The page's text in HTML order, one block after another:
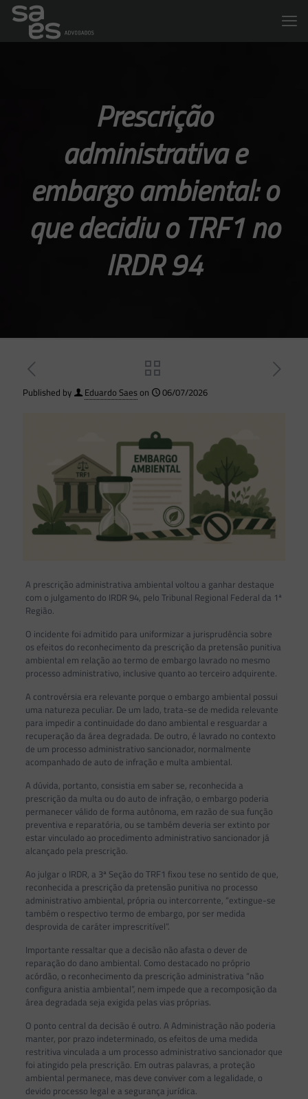
Prescrição
administrativa e
embargo ambiental: o
que decidiu o TRF1 no
IRDR 94
Published by Eduardo Saeson 06/07/2026
A prescrição administrativa ambiental voltou a ganhar destaque
com o julgamento do IRDR 94, pelo Tribunal Regional Federal da 1ª
Região.
O incidente foi admitido para uniformizar a jurisprudência sobre
os efeitos do reconhecimento da prescrição da pretensão punitiva
ambiental em relação ao termo de embargo lavrado no mesmo
processo administrativo, inclusive quanto ao terceiro adquirente.
A controvérsia era relevante porque o embargo ambiental possui
uma natureza peculiar. De um lado, trata-se de medida relevante
para impedir a continuidade do dano ambiental e resguardar a
recuperação da área degradada. De outro, é lavrado no contexto
de um processo administrativo sancionador, normalmente
acompanhado de auto de infração e multa ambiental.
A dúvida, portanto, consistia em saber se, reconhecida a
prescrição da multa ou do auto de infração, o embargo poderia
permanecer válido de forma autônoma, em razão de sua função
preventiva e reparatória, ou se também deveria ser extinto por
estar vinculado ao procedimento administrativo sancionador já
alcançado pela prescrição.
Ao julgar o IRDR, a 3ª Seção do TRF1 fixou tese no sentido de que,
reconhecida a prescrição da pretensão punitiva no processo
administrativo ambiental, própria ou intercorrente, “extingue-se
também o respectivo termo de embargo, por ser medida
desprovida de caráter imprescritível”.
Importante ressaltar que a decisão não afasta o dever de
reparação do dano ambiental. Como destacado no próprio
acórdão, o reconhecimento da prescrição administrativa “não
configura anistia ambiental”, nem impede que a recomposição da
área degradada seja exigida pelas vias próprias.
O ponto central da decisão é outro. A Administração não poderia
manter, por prazo indeterminado, os efeitos de uma medida
restritiva vinculada a um processo administrativo sancionador que
foi atingido pela prescrição. Em outras palavras, a proteção
ambiental permanece, mas deve conviver com a legalidade, o
devido processo legal e a segurança jurídica.